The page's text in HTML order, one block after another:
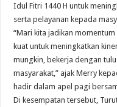
Idul Fitri 1440 H untuk
serta pelayanan kepada
“Mari kita jadikan
kuat untuk meningkatkan
mungkin, bekerja dengan
masyarakat,” ajak Merry
hadir dalam apel pagi
Di kesempatan tersebut,